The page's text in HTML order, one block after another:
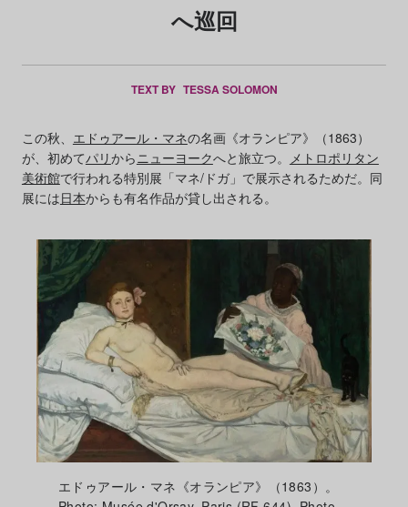
へ巡回
TEXT BY TESSA SOLOMON
この秋、 エドゥアール・マネの名画《オランピア》（1863）
が、初めてパリからニューヨークへと旅立つ。 メトロポリタン
美術館で行われる特別展「マネ/ドガ」で展示されるためだ。同
展には日本からも有名作品が貸し出される。
エドゥアール・マネ《オランピア》（1863）。